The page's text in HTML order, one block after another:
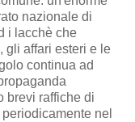
nazionale di
i lacchè che
gli affari esteri e le
continua ad
brevi raffiche di
nel